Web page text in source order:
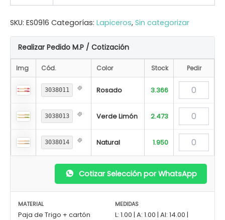
SKU: ES0916 Categorías: Lapiceros, Sin categorizar
Realizar Pedido M.P / Cotización
Img Cód. Color Stock Pedir
3038011 Rosado 3.366
3038013 Verde Limón 2.473
3038014 Natural 1.950
Cotizar Selección por WhatsApp
MATERIAL
Paja de Trigo + cartón
MEDIDAS
L: 1.00 | A: 1.00 | Al: 14.00 |